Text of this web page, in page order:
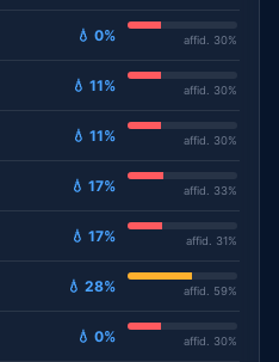
💧 0% affid. 30%
💧 11% affid. 30%
💧 11% affid. 30%
💧 17% affid. 33%
💧 17% affid. 31%
💧 28% affid. 59%
💧 0% affid. 30%